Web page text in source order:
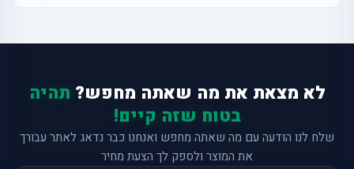
לא מצאת את מה שאתה מחפש? תהיה
בטוח שזה קיים!
שלח לנו הודעה עם מה שאתה מחפש ואנחנו כבר נדאג לאתר עבורך
את המוצר ולספק לך הצעת מחיר